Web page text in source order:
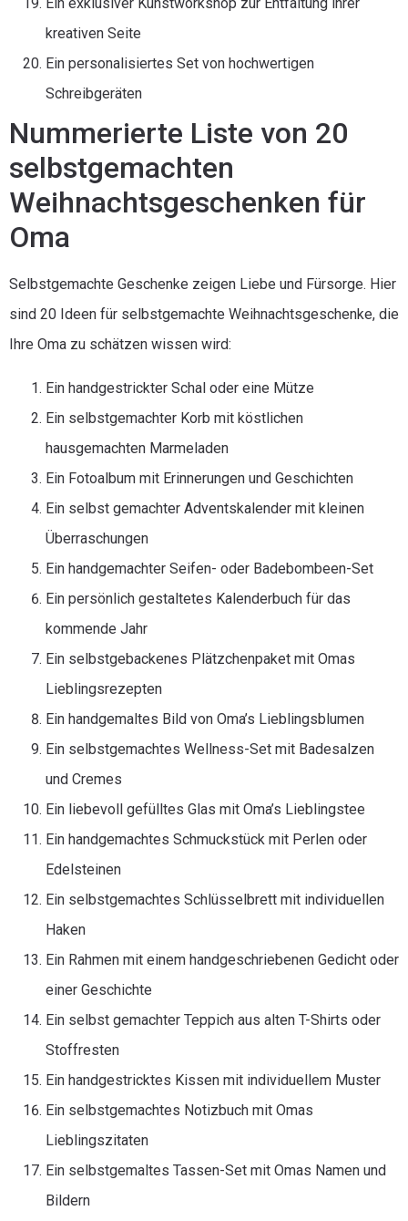
kreativen Seite
Ein personalisiertes Set von hochwertigen
Schreibgeräten
Nummerierte Liste von 20
selbstgemachten
Weihnachtsgeschenken für
Oma
Selbstgemachte Geschenke zeigen Liebe und Fürsorge. Hier
sind 20 Ideen für selbstgemachte Weihnachtsgeschenke, die
Ihre Oma zu schätzen wissen wird:
Ein handgestrickter Schal oder eine Mütze
Ein selbstgemachter Korb mit köstlichen
hausgemachten Marmeladen
Ein Fotoalbum mit Erinnerungen und Geschichten
Ein selbst gemachter Adventskalender mit kleinen
Überraschungen
Ein handgemachter Seifen- oder Badebombeen-Set
Ein persönlich gestaltetes Kalenderbuch für das
kommende Jahr
Ein selbstgebackenes Plätzchenpaket mit Omas
Lieblingsrezepten
Ein handgemaltes Bild von Oma’s Lieblingsblumen
Ein selbstgemachtes Wellness-Set mit Badesalzen
und Cremes
Ein liebevoll gefülltes Glas mit Oma’s Lieblingstee
Ein handgemachtes Schmuckstück mit Perlen oder
Edelsteinen
Ein selbstgemachtes Schlüsselbrett mit individuellen
Haken
Ein Rahmen mit einem handgeschriebenen Gedicht oder
einer Geschichte
Ein selbst gemachter Teppich aus alten T-Shirts oder
Stoffresten
Ein handgestricktes Kissen mit individuellem Muster
Ein selbstgemachtes Notizbuch mit Omas
Lieblingszitaten
Ein selbstgemaltes Tassen-Set mit Omas Namen und
Bildern